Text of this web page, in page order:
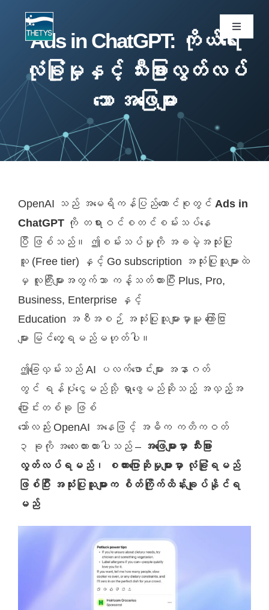
content
Toggle
ပင်မစာမျက်နှာ
ဝန်ဆောင်မှုများ
ကျွန်ုပ်တို့ပရောဂျက်များ
ဆောင်းပါး
ကျွန်ုပ်တို့အကြောင်း
ဈေးနှုန်းစုံစမ်းရန်
ဆက်သွယ်ရန်
Ads in ChatGPT: ကိုယ်ရေး
လုံခြုံမှုနှင့် သီးခြားလွတ်လပ်
သော အဖြေများ
OpenAI သည် အမေရိကန်ပြည်ထောင်စုတွင် Ads in
ChatGPTကို တရားဝင်စတင်စမ်းသပ်နေ
ပြီ ဖြစ်သည်။ ဤစမ်းသပ်မှုကို အခမဲ့အသုံးပြု
သူ (Free tier) နှင့် Go subscription အသုံးပြုသူများထဲ
မှ လူကြီးများအတွက်သာ ကန့်သတ်ထားပြီး Plus, Pro,
Business, Enterprise နှင့်
Education အစီအစဉ် အသုံးပြုသူများမှာမူ ကြော်ငြာ
များ မြင်တွေ့ရမည်မဟုတ်ပါ။
ဤခြေလှမ်းသည် AI ပလက်ဖောင်းများ အနာဂတ်
တွင် ရန်ပုံငွေမည်သို့ ရှာဖွေမည်ဆိုသည့် အလှည့်အ
ပြောင်းတစ်ခု ဖြစ်
သော်လည်း OpenAI အနေဖြင့် အဓိက ကတိကဝတ်
၃ ခုကို အလေးထားထားပါသည် – အဖြေများမှာ သီးခြား
လွတ်လပ်ရမည်၊ စကားပြောဆိုမှုများမှာ လုံခြုံရမည်
ဖြစ်ပြီး အသုံးပြုသူများက စိတ်ကြိုက်ထိန်းချုပ်နိုင်ရ
မည်